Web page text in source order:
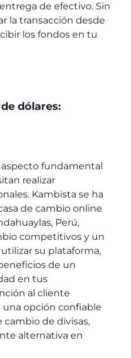
de efectivo. Sin
la transacción desde
los fondos en tu
dólares:
fundamental
realizar
Kambista se ha
de cambio online
Perú,
competitivos y un
su plataforma,
de un
en tus
al cliente
una opción confiable
cambio de divisas,
alternativa en